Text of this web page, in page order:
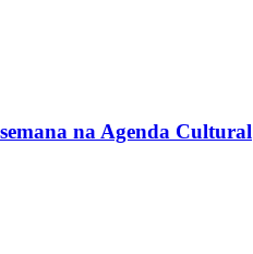
na Agenda Cultural